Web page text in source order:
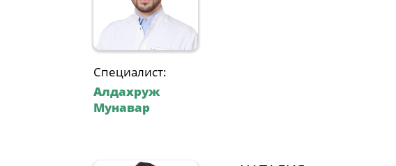
Специалист:
Алдахруж
Мунавар